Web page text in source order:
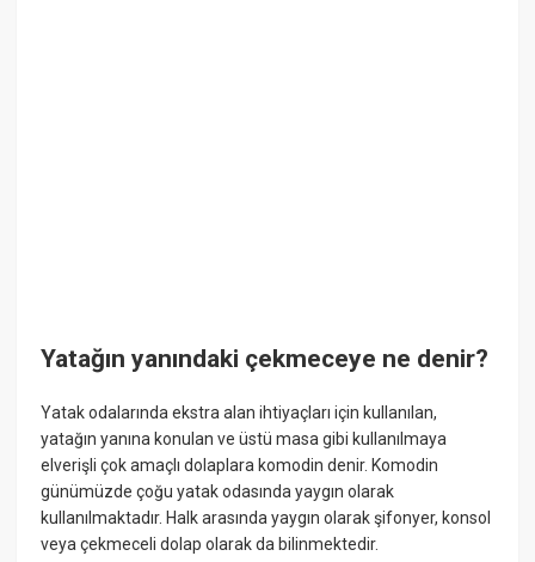
Yatağın yanındaki çekmeceye ne denir?
Yatak odalarında ekstra alan ihtiyaçları için kullanılan,
yatağın yanına konulan ve üstü masa gibi kullanılmaya
elverişli çok amaçlı dolaplara komodin denir. Komodin
günümüzde çoğu yatak odasında yaygın olarak
kullanılmaktadır. Halk arasında yaygın olarak şifonyer, konsol
veya çekmeceli dolap olarak da bilinmektedir.